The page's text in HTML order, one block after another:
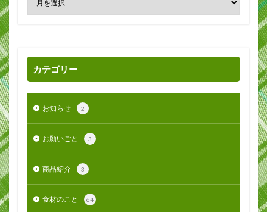
カテゴリー
お知らせ 2
お願いごと 3
商品紹介 3
食材のこと 64